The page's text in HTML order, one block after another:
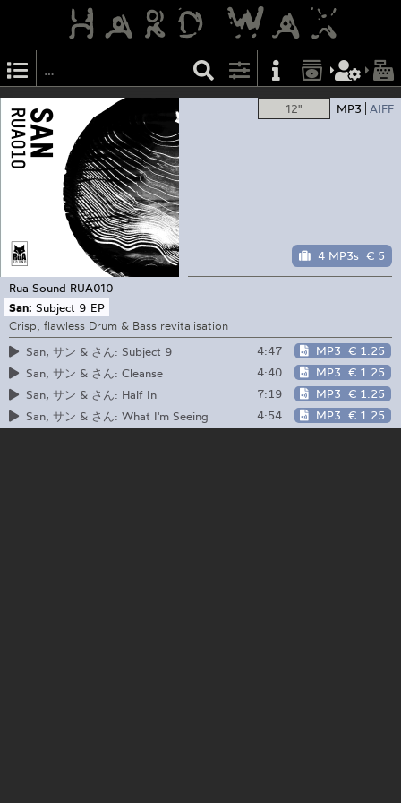
12" MP3 AIFF
4 MP3s € 5
Rua Sound RUA010
San: Subject 9 EP
Crisp, flawless Drum & Bass revitalisation
San, サン & さん: Subject 9
4:47 MP3 € 1.25
San, サン & さん: Cleanse
4:40 MP3 € 1.25
San, サン & さん: Half In
7:19 MP3 € 1.25
San, サン & さん: What I'm Seeing
4:54 MP3 € 1.25